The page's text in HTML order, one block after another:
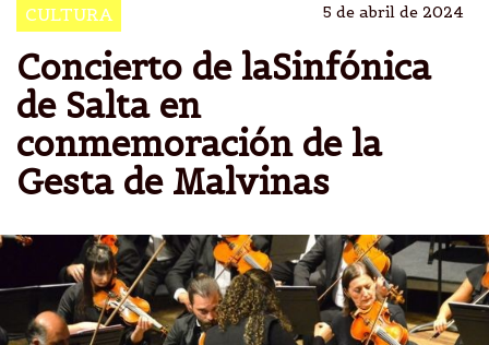
CULTURA 5 de abril de 2024
Concierto de laSinfónica
de Salta en
conmemoración de la
Gesta de Malvinas